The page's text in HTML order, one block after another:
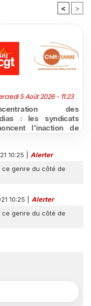
< >
5 Août 2026 - 11:23
des
: les syndicats
l'inaction de
10:25
Alerter
ce genre du côté de
10:25
Alerter
ce genre du côté de